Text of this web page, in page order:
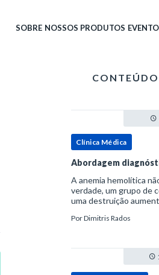
SOBRE NOSSOS PRODUTOS
Clínica Médica
Abordagem
A anemia hemolítica
verdade, um grupo de
uma destruição
óssea.Como a vida
PorDimitris Rados